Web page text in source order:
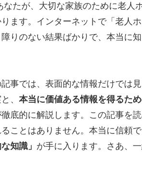
たが、大切な家族のために老人
ます。インターネットで「老人
りのない結果ばかりで、本当に
事では、表面的な情報だけでは見
、 本当に価値ある情報を得るた
底的に解説します。この記事を
ことはありません。本当に信頼
知識」 が手に入ります。さあ、